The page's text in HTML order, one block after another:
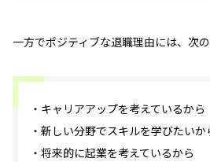
一方でポジティブな退職理由には、次
・キャリアアップを考えているから
・新しい分野でスキルを学びたいか
・将来的に起業を考えているから